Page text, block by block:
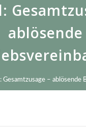
ablösende
Gesamtzusage – ablösende